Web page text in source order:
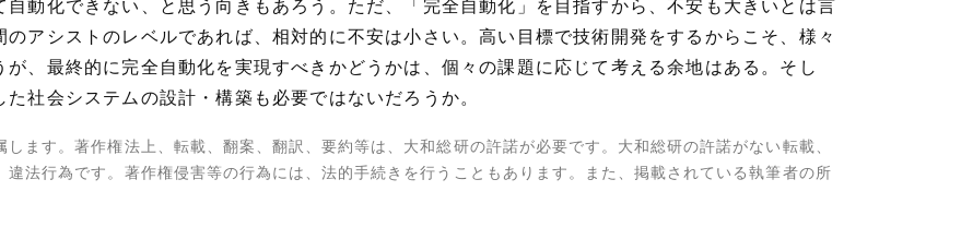
動化できない、と思う向きもあろう。ただ、「完全自動化」を目指すから、不安も大きいとは言
アシストのレベルであれば、相対的に不安は小さい。高い目標で技術開発をするからこそ、様々
、最終的に完全自動化を実現すべきかどうかは、個々の課題に応じて考える余地はある。そし
社会システムの設計・構築も必要ではないだろうか。
ます。著作権法上、転載、翻案、翻訳、要約等は、大和総研の許諾が必要です。大和総研の許諾がない転載、
法行為です。著作権侵害等の行為には、法的手続きを行うこともあります。また、掲載されている執筆者の所